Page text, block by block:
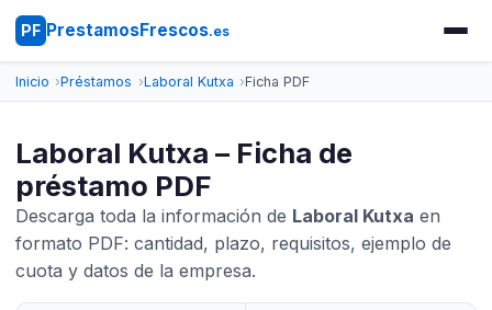
PF PrestamosFrescos.es
Inicio Préstamos Laboral Kutxa Ficha PDF
Laboral Kutxa – Ficha de
préstamo PDF
Descarga toda la información de Laboral Kutxa en
formato PDF: cantidad, plazo, requisitos, ejemplo de
cuota y datos de la empresa.